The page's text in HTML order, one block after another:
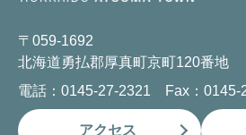
〒059-1692
北海道勇払郡厚真町京町120番地
電話：0145-27-2321 Fax：0145-
アクセス